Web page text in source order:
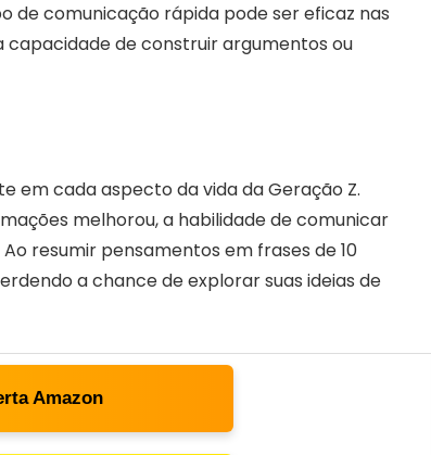
de comunicação rápida pode ser eficaz nas
capacidade de construir argumentos ou
em cada aspecto da vida da Geração Z.
melhorou, a habilidade de comunicar
resumir pensamentos em frases de 10
a chance de explorar suas ideias de
Amazon